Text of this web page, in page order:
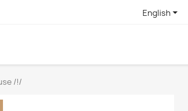
English
/!/